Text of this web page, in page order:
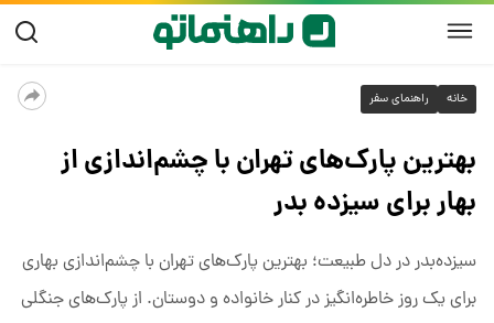
خانه راهنمای سفر
بهترین پارک‌های تهران با چشم‌اندازی از
بهار برای سیزده بدر
سیزده‌بدر در دل طبیعت؛ بهترین پارک‌های تهران با چشم‌اندازی بهاری
برای یک روز خاطره‌انگیز در کنار خانواده و دوستان. از پارک‌های جنگلی